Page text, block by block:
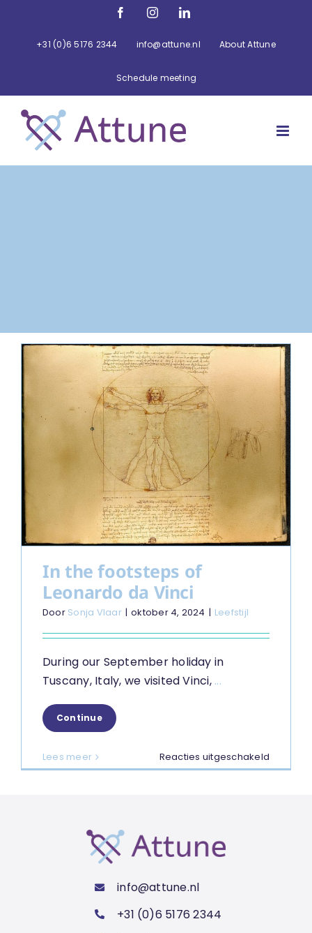
FacebookInstagramLinkedIn
+31 (0)6 5176 2344 info@attune.nl About Attune
Schedule meeting
In the footsteps of
Leonardo da Vinci
Door Sonja Vlaar | oktober 4, 2024 | Leefstijl
During our September holiday in
Tuscany, Italy, we visited Vinci, ...
Continue
Lees meer Reacties uitgeschakeld
In
info@attune.nl
+31 (0)6 5176 2344